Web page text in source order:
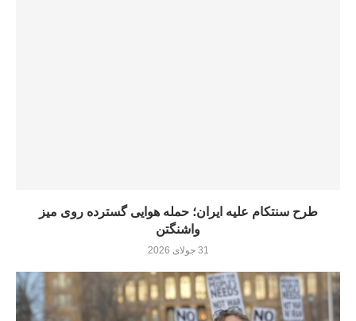
طرح سنتکام علیه ایران؛ حمله هوایی گسترده روی میز
واشنگتن
31 جولای 2026